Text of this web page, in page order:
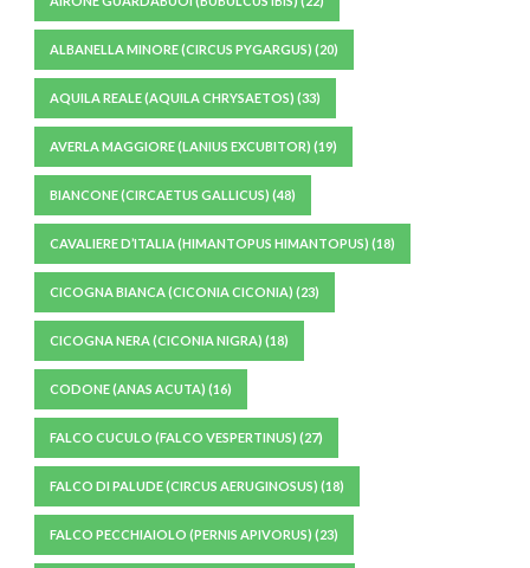
ALBANELLA MINORE (CIRCUS PYGARGUS) (20)
AQUILA REALE (AQUILA CHRYSAETOS) (33)
AVERLA MAGGIORE (LANIUS EXCUBITOR) (19)
BIANCONE (CIRCAETUS GALLICUS) (48)
CAVALIERE D’ITALIA (HIMANTOPUS HIMANTOPUS) (18)
CICOGNA BIANCA (CICONIA CICONIA) (23)
CICOGNA NERA (CICONIA NIGRA) (18)
CODONE (ANAS ACUTA) (16)
FALCO CUCULO (FALCO VESPERTINUS) (27)
FALCO DI PALUDE (CIRCUS AERUGINOSUS) (18)
FALCO PECCHIAIOLO (PERNIS APIVORUS) (23)